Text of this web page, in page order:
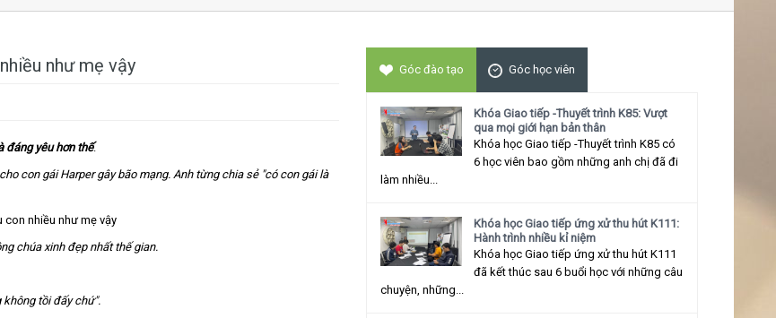
như mẹ vậy
đáng yêu hơn thế.
con gái Harper gây bão mạng. Anh từng chia sẻ "có con gái là
chúa xinh đẹp nhất thế gian.
không tồi đấy chứ".
Góc đào tạo Góc học viên
Khóa Giao tiếp -Thuyết trình K85: Vượt
qua mọi giới hạn bản thân
Khóa học Giao tiếp -Thuyết trình K85 có
6 học viên bao gồm những anh chị đã đi
làm nhiều...
Khóa học Giao tiếp ứng xử thu hút K111:
Hành trình nhiều kỉ niệm
Khóa học Giao tiếp ứng xử thu hút K111
đã kết thúc sau 6 buổi học với những câu
chuyện, những...